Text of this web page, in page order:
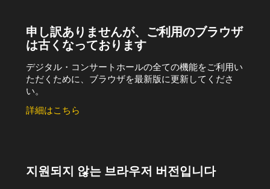
申し訳ありませんが、ご利用のブラウザ
は古くなっております
デジタル・コンサートホールの全ての機能をご利用い
ただくために、ブラウザを最新版に更新してくださ
い。
詳細はこちら
지원되지 않는 브라우저 버전입니다